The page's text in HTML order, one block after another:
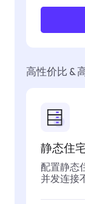
高性价比 &
静态住
配置静态
并发连接